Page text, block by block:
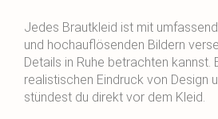
Jedes Brautkleid ist mit
und hochauflösenden Bildern
Details in Ruhe betrachten kannst.
realistischen Eindruck von Design
stündest du direkt vor dem Kleid.